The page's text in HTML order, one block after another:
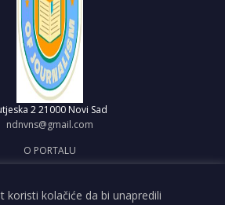
2 21000 Novi Sad
ndnvns@gmail.com
O PORTALU
OBJAVI VEST
koristi kolačiće da bi unapredili